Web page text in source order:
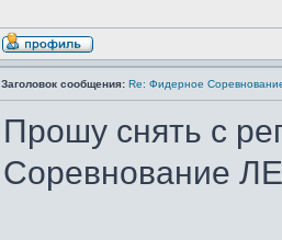
Заголовок сообщения: Re: Фидерное
Прошу снять с
Соревнование